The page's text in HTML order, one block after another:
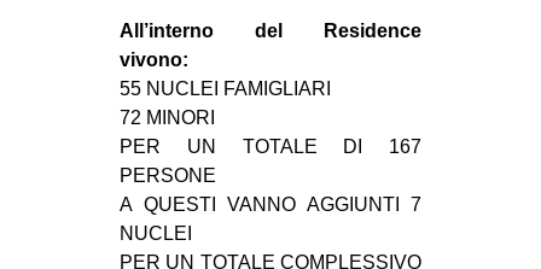
SEARCH
All’interno del Residence
vivono:
55 NUCLEI FAMIGLIARI
72 MINORI
PER UN TOTALE DI 167
PERSONE
A QUESTI VANNO AGGIUNTI 7
NUCLEI
PER UN TOTALE COMPLESSIVO